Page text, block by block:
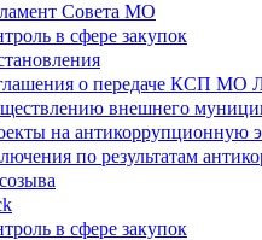
Совета МО
в сфере закупок
о передаче КСП МО
внешнего
на антикоррупционную
по результатам
в сфере закупок